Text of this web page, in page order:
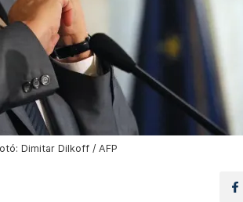
Dimitar Dilkoff / AFP